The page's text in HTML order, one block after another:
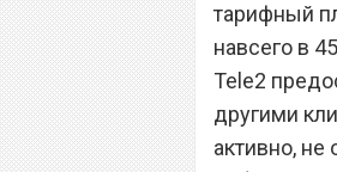
тарифный
навсего в
Tele2
другими
активно, не